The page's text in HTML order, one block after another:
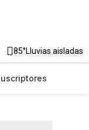
85°Lluvias aisladas